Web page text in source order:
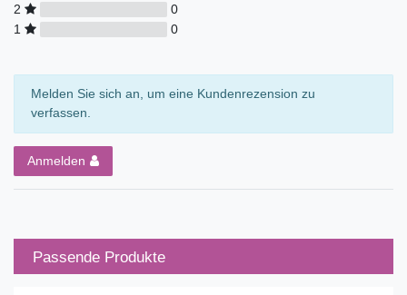
2
0
1
0
Melden Sie sich an, um eine Kundenrezension zu
verfassen.
Anmelden
Passende Produkte